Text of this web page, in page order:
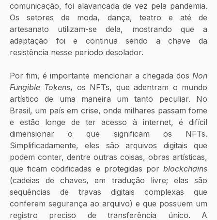
comunicação, foi alavancada de vez pela pandemia.
Os setores de moda, dança, teatro e até de
artesanato utilizam-se dela, mostrando que a
adaptação foi e continua sendo a chave da
resistência nesse período desolador.
Por fim, é importante mencionar a chegada dos Non
Fungible Tokens, os NFTs, que adentram o mundo
artístico de uma maneira um tanto peculiar. No
Brasil, um país em crise, onde milhares passam fome
e estão longe de ter acesso à internet, é difícil
dimensionar o que significam os NFTs.
Simplificadamente, eles são arquivos digitais que
podem conter, dentre outras coisas, obras artísticas,
que ficam codificadas e protegidas por blockchains
(cadeias de chaves, em tradução livre; elas são
sequências de travas digitais complexas que
conferem segurança ao arquivo) e que possuem um
registro preciso de transferência único. A